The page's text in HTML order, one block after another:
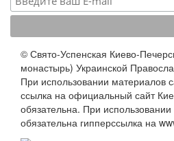
© Свято-Успенская Киево-
монастырь) Украинской
При использовании материалов
ссылка на официальный сайт
обязательна. При
обязательна гипперссылка на